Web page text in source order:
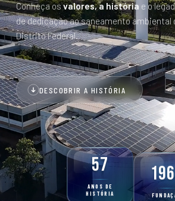
Conheça osvalores, a história e o
de dedicação ao saneamento ambiental
Distrito Federal.
DESCOBRIR A HISTÓRIA
57
ANOS DE
HISTÓRIA